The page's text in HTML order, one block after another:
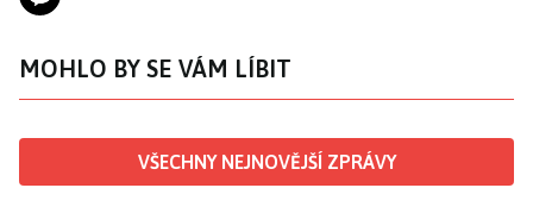
MOHLO BY SE VÁM LÍBIT
VŠECHNY NEJNOVĚJŠÍ ZPRÁVY